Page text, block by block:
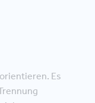
Es